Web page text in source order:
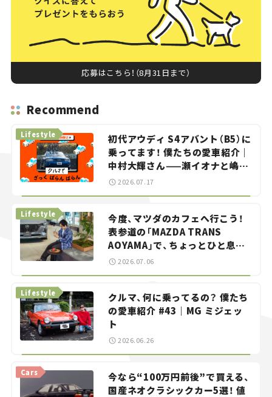
応募はこちら！（8月31日まで）
Recommend
初代アウディ S4アバント（B5）に
乗ってます！ 僕たちの愛車紹介｜
中村大輝さん——瀬イオナと嶋田
智之の「クルマでざっくばらんば
Lifestyle
2026.07.17
今度、マツダのカフェへ行こう！
表参道の「MAZDA TRANS
AOYAMA」で、ちょっとひと息。
——連載｜CCGとクルマでどうす
Lifestyle
2026.07.06
クルマ、何に乗ってるの？ 僕たち
の愛車紹介 #43｜MG ミジェッ
ト
Lifestyle
2026.06.26
今なら“100万円前後”で買える、
国産ネオクラシックカー5選！ 値
Cars